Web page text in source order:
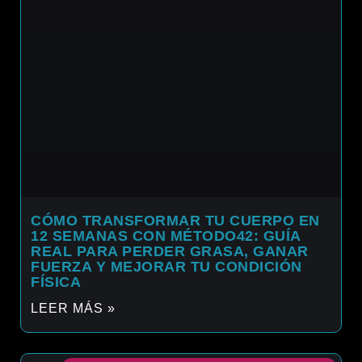
CÓMO TRANSFORMAR TU CUERPO EN
12 SEMANAS CON MÉTODO42: GUÍA
REAL PARA PERDER GRASA, GANAR
FUERZA Y MEJORAR TU CONDICIÓN
FÍSICA
LEER MÁS »